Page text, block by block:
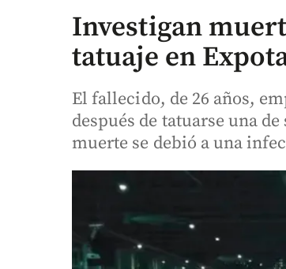
Investigan
tatuaje en
El fallecido, de 26 años,
después de tatuarse una
muerte se debió a una